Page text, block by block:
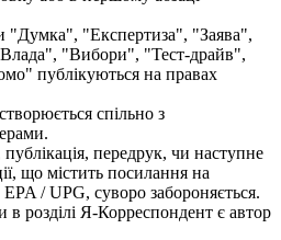
"Думка", "Експертиза", "Заява",
"Вибори", "Тест-драйв",
публікуються на правах
спільно з
передрук, чи наступне
що містить посилання на
/ UPG, суворо забороняється.
в розділі Я-Корреспондент є автор